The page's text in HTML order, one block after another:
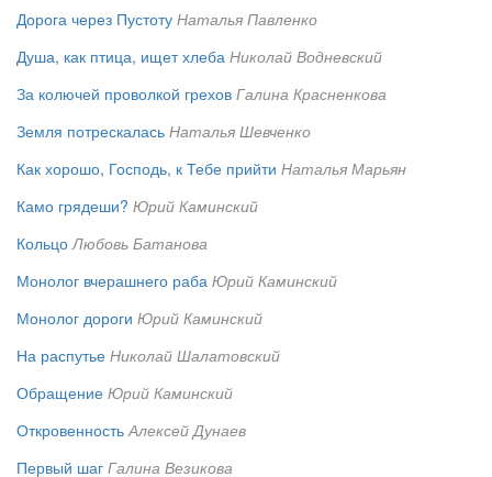
Дорога через Пустоту Наталья Павленко
Душа, как птица, ищет хлеба Николай Водневский
За колючей проволкой грехов Галина Красненкова
Земля потрескалась Наталья Шевченко
Как хорошо, Господь, к Тебе прийти Наталья Марьян
Камо грядеши? Юрий Каминский
Кольцо Любовь Батанова
Монолог вчерашнего раба Юрий Каминский
Монолог дороги Юрий Каминский
На распутье Николай Шалатовский
Обращение Юрий Каминский
Откровенность Алексей Дунаев
Первый шаг Галина Везикова